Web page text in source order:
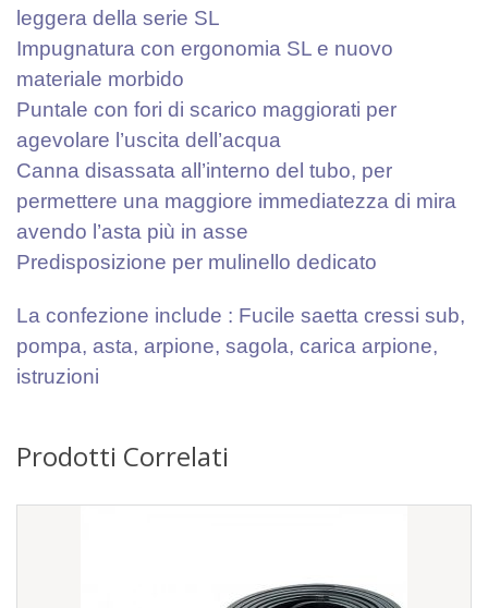
leggera della serie SL
Impugnatura con ergonomia SL e nuovo
materiale morbido
Puntale con fori di scarico maggiorati per
agevolare l’uscita dell’acqua
Canna disassata all’interno del tubo, per
permettere una maggiore immediatezza di mira
avendo l’asta più in asse
Predisposizione per mulinello dedicato
La confezione include : Fucile saetta cressi sub,
pompa, asta, arpione, sagola, carica arpione,
istruzioni
Prodotti Correlati